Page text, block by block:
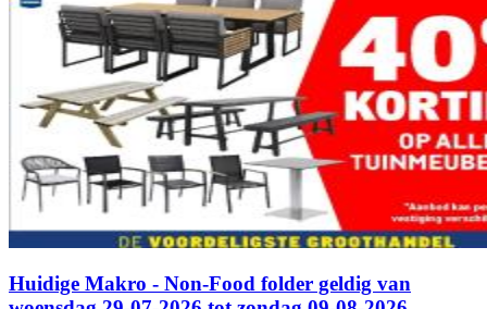
Huidige Makro - Non-Food folder geldig van